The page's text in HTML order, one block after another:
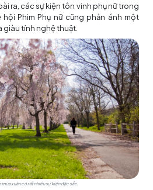
ra, các sự kiện tôn vinh phụ nữ trong
hội Phim Phụ nữ cũng phản ánh một
tính nghệ thuật.
xuân có rất nhiều sự kiện đặc sắc